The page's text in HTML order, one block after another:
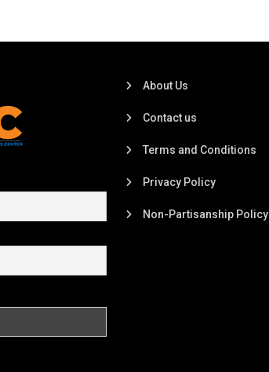
About Us
Contact us
Terms and Conditions
Privacy Policy
Non-Partisanship Policy